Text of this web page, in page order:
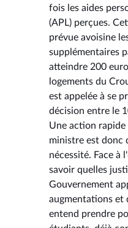
fois les aides
(APL) perçues.
prévue avoisine
supplémentaires
atteindre 200
logements du
est appelée à se
décision entre le
Une action
ministre est donc
nécessité. Face à
savoir quelles
Gouvernement
augmentations et
entend prendre